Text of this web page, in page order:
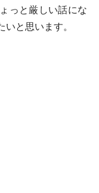
っと厳しい話にな
と思います。